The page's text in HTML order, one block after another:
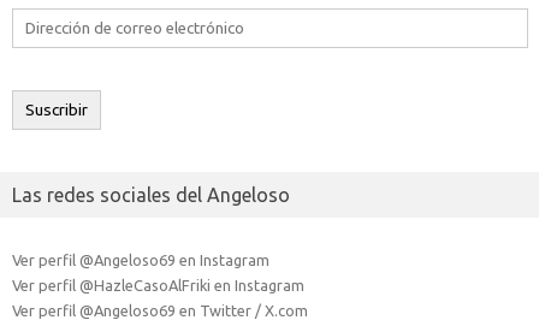
Dirección
electrónico
Suscribir
Las redes sociales del Angeloso
Ver perfil @Angeloso69 en Instagram
Ver perfil @HazleCasoAlFriki en Instagram
Ver perfil @Angeloso69 en Twitter / X.com